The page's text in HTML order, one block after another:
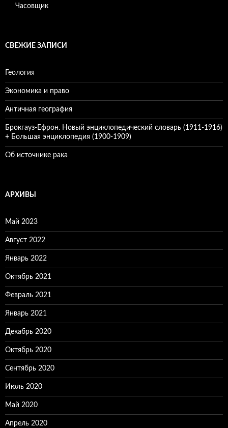
Часовщик
СВЕЖИЕ ЗАПИСИ
Геология
Экономика и право
Античная география
Брокгауз-Ефрон. Новый энциклопедический словарь (1911-1916)
+ Большая энциклопедия (1900-1909)
Об источнике рака
АРХИВЫ
Май 2023
Август 2022
Январь 2022
Октябрь 2021
Февраль 2021
Январь 2021
Декабрь 2020
Октябрь 2020
Сентябрь 2020
Июль 2020
Май 2020
Апрель 2020